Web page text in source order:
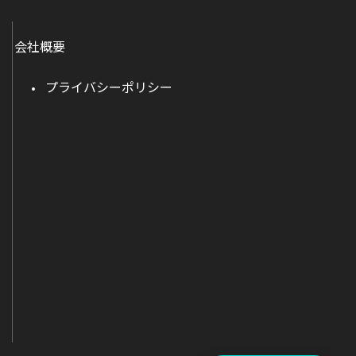
会社概要
プライバシーポリシー